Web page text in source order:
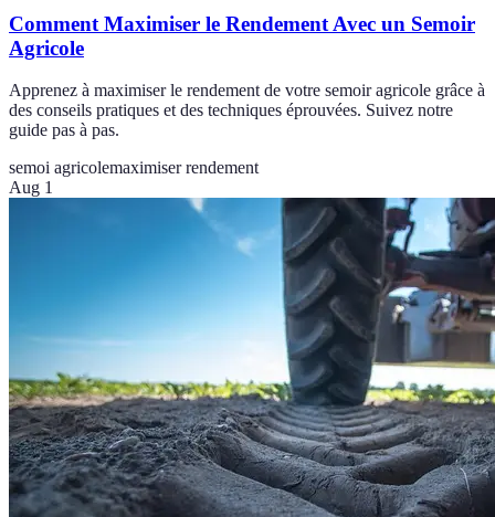
Comment Maximiser le Rendement Avec un Semoir
Agricole
Apprenez à maximiser le rendement de votre semoir agricole grâce à
des conseils pratiques et des techniques éprouvées. Suivez notre
guide pas à pas.
semoi agricolemaximiser rendement
Aug 1